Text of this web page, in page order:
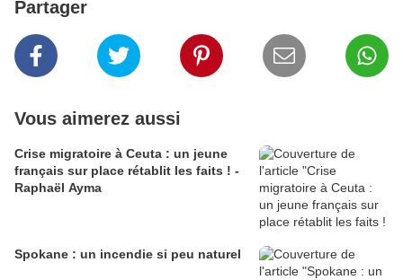
Partager
Vous aimerez aussi
Crise migratoire à Ceuta : un jeune
français sur place rétablit les faits ! -
Raphaël Ayma
Spokane : un incendie si peu naturel